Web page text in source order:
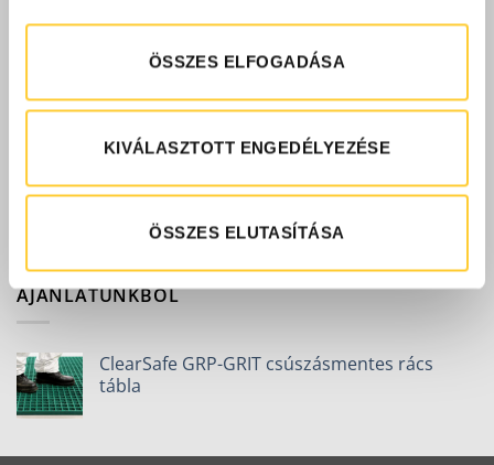
ÖSSZES ELFOGADÁSA
KIVÁLASZTOTT ENGEDÉLYEZÉSE
ÖSSZES ELUTASÍTÁSA
NÉPSZERŰ TERMÉKEK
ClearSafe GRP-GRIT csúszásmentes rács
AJÁNLATUNKBÓL
ClearSafe GRP-GRIT csúszásmentes rács
tábla